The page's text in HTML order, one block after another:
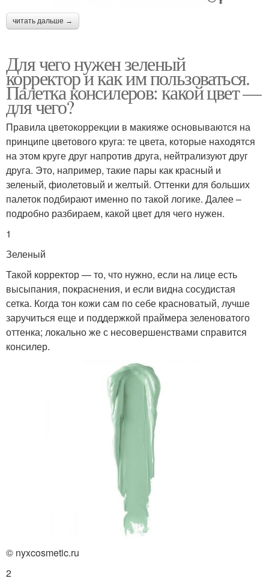
читать дальше →
Для чего нужен зеленый
корректор и как им пользоваться.
Палетка консилеров: какой цвет —
для чего?
Правила цветокоррекции в макияже основываются на
принципе цветового круга: те цвета, которые находятся
на этом круге друг напротив друга, нейтрализуют друг
друга. Это, например, такие пары как красный и
зеленый, фиолетовый и желтый. Оттенки для больших
палеток подбирают именно по такой логике. Далее –
подробно разбираем, какой цвет для чего нужен.
1
Зеленый
Такой корректор — то, что нужно, если на лице есть
высыпания, покраснения, и если видна сосудистая
сетка. Когда тон кожи сам по себе красноватый, лучше
заручиться еще и поддержкой праймера зеленоватого
оттенка; локально же с несовершенствами справится
консилер.
© nyxcosmetic.ru
2